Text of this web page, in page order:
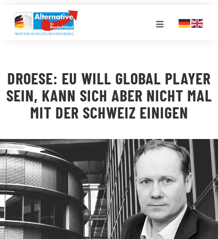
Inhalt
springen
Toggle
LANDESGRUPPEN
VERANSTALTUNGEN
PRESSE
STELLENPORTAL
MEDIATHEK
DROESE: EU WILL GLOBAL PLAYER
SEIN, KANN SICH ABER NICHT MAL
MIT DER SCHWEIZ EINIGEN